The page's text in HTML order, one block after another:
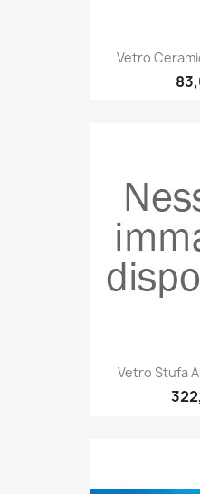
Vetro
Vetro Stufa